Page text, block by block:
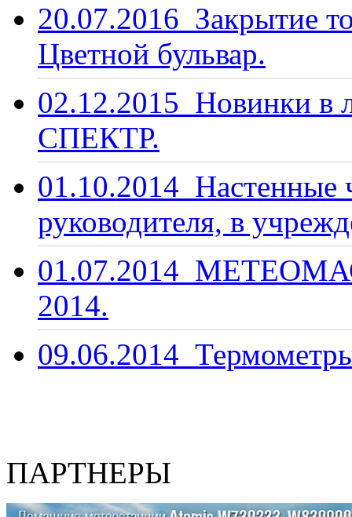
20.07.2016 Закрытие
Цветной бульвар.
02.12.2015 Новинки в
СПЕКТР.
01.10.2014 Настенные
руководителя, в
01.07.2014
2014.
09.06.2014
ПАРТНЕРЫ